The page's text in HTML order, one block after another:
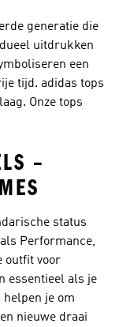
generatie die
uitdrukken
een
tijd. adidas tops
Onze tops
–
status
Performance,
outfit voor
essentieel als je
je om
nieuwe draai